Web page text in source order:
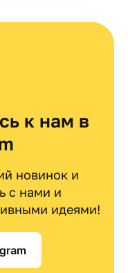
к нам в
новинок и
с нами и
идеями!